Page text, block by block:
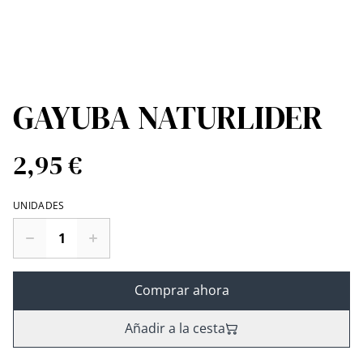
GAYUBA NATURLIDER
2,95 €
UNIDADES
Comprar ahora
Añadir a la cesta